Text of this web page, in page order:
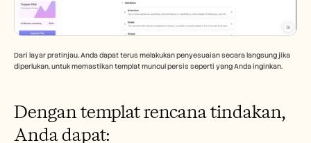
Dari layar pratinjau, Anda dapat terus melakukan penyesuaian secara langsung jika
diperlukan, untuk memastikan templat muncul persis seperti yang Anda inginkan.
Dengan templat rencana tindakan,
Anda dapat: